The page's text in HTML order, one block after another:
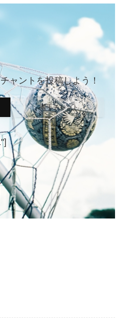
ャントを投稿しよう！
選手チャント